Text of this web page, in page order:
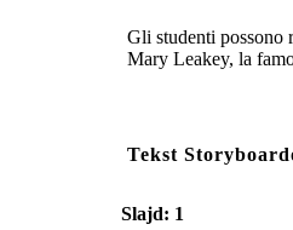
Gli studenti possono
Mary Leakey, la
Tekst
Slajd: 1